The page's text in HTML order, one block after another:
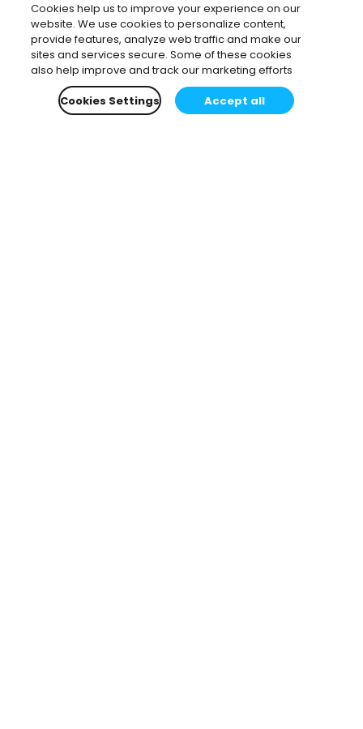
confidentialité d'Enscape. Afin de vous fournir l'assistance la
plus appropriée, nous pouvons transmettre des données
confirmées à l'un des partenaires sélectionnés par Enscape
dans votre pays.
Cookies help us to improve your experience on our
website. We use cookies to personalize content,
provide features, analyze web traffic and make our
sites and services secure. Some of these cookies
also help improve and track our marketing efforts
Cookies Settings
Accept all